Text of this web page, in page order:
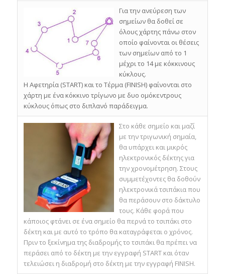
Για την ανεύρεση των
σημείων θα δοθεί σε
όλους χάρτης πάνω στον
οποίο φαίνονται οι θέσεις
των σημείων από το 1
μέχρι το 14 με κόκκινους
κύκλους.
Η Αφετηρία (START) και το Τέρμα (FINISH) φαίνονται στο
χάρτη με ένα κόκκινο τρίγωνο με δυο ομόκεντρους
κύκλους όπως στο διπλανό παράδειγμα.
Στο κάθε σημείο και μαζί
με την τριγωνική σημαία,
θα υπάρχει και μικρός
ηλεκτρονικός δέκτης για
την χρονομέτρηση. Στους
συμμετέχοντες θα δοθούν
ηλεκτρονικά τσιπάκια που
θα περάσουν στο δάκτυλο
τους. Κάθε φορά που
κάποιος φτάνει σε ένα σημείο θα περνά το τσιπάκι στο
δέκτη και με αυτό το τρόπο θα καταγράφεται ο χρόνος.
Πριν το ξεκίνημα της διαδρομής το τσιπάκι θα πρέπει να
περάσει από το δέκτη με την εγγραφή START και όταν
τελειώσει η διαδρομή στο δέκτη με την εγγραφή FINISH.